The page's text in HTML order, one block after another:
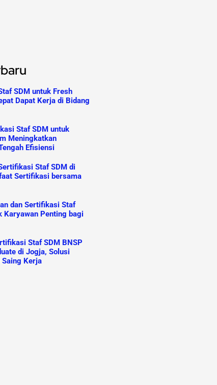
SDM untuk Fresh
Dapat Kerja di Bidang
Staf SDM untuk
Meningkatkan
Efisiensi
Staf SDM di
Sertifikasi bersama
dan Sertifikasi Staf
Karyawan Penting bagi
Staf SDM BNSP
di Jogja, Solusi
Kerja